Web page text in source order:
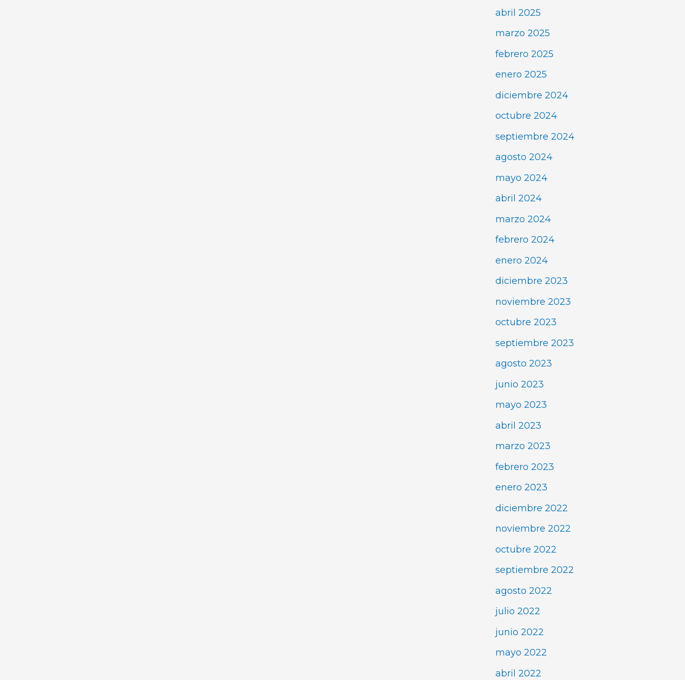
abril 2025
marzo 2025
febrero 2025
enero 2025
diciembre 2024
octubre 2024
septiembre 2024
agosto 2024
mayo 2024
abril 2024
marzo 2024
febrero 2024
enero 2024
diciembre 2023
noviembre 2023
octubre 2023
septiembre 2023
agosto 2023
junio 2023
mayo 2023
abril 2023
marzo 2023
febrero 2023
enero 2023
diciembre 2022
noviembre 2022
octubre 2022
septiembre 2022
agosto 2022
julio 2022
junio 2022
mayo 2022
abril 2022